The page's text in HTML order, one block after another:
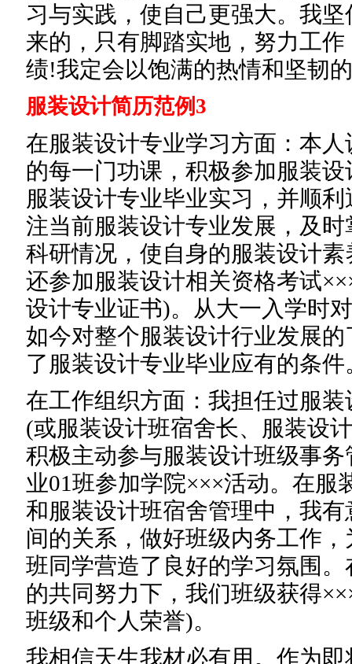
习与实践，使自己更强大。我
来的，只有脚踏实地，努力工
绩!我定会以饱满的热情和坚韧
服装设计简历范例3
在服装设计专业学习方面：本
的每一门功课，积极参加服装
服装设计专业毕业实习，并顺
注当前服装设计专业发展，及
科研情况，使自身的服装设计
还参加服装设计相关资格考试
设计专业证书)。从大一入学时
如今对整个服装设计行业发展
了服装设计专业毕业应有的条件
在工作组织方面：我担任过服
(或服装设计班宿舍长、服装设
积极主动参与服装设计班级事
业01班参加学院×××活动。在服
和服装设计班宿舍管理中，我
间的关系，做好班级内务工作
班同学营造了良好的学习氛围
的共同努力下，我们班级获得
班级和个人荣誉)。
我相信天生我材必有用。作为